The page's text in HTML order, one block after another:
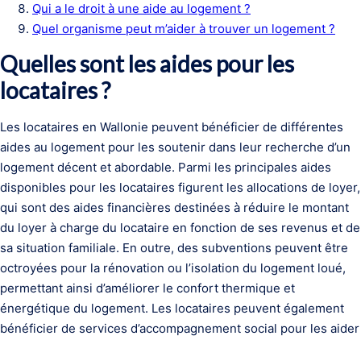
Qui a le droit à une aide au logement ?
Quel organisme peut m’aider à trouver un logement ?
Quelles sont les aides pour les
locataires ?
Les locataires en Wallonie peuvent bénéficier de différentes
aides au logement pour les soutenir dans leur recherche d’un
logement décent et abordable. Parmi les principales aides
disponibles pour les locataires figurent les allocations de loyer,
qui sont des aides financières destinées à réduire le montant
du loyer à charge du locataire en fonction de ses revenus et de
sa situation familiale. En outre, des subventions peuvent être
octroyées pour la rénovation ou l’isolation du logement loué,
permettant ainsi d’améliorer le confort thermique et
énergétique du logement. Les locataires peuvent également
bénéficier de services d’accompagnement social pour les aider